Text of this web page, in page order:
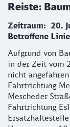
Reiste:
Zeitraum: 20.
Betroffene
Aufgrund von
in der Zeit vom
nicht
Fahrtrichtung
Mescheder
Fahrtrichtung